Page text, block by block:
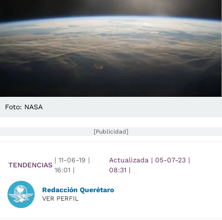
Foto: NASA
[Publicidad]
TENDENCIAS
| 11-06-19 |
16:01 |
Actualizada | 05-07-23 |
08:31 |
Redacción Querétaro
VER PERFIL